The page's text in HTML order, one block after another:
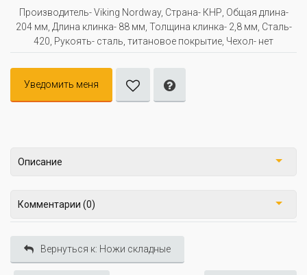
Производитель- Viking Nordway, Страна- КНР, Oбщая длина-
204 мм, Длина клинка- 88 мм, Толщина клинка- 2,8 мм, Сталь-
420, Рукоять- сталь, титановое покрытие, Чехол- нет
Уведомить меня
Описание
Комментарии (0)
Вернуться к: Ножи складные